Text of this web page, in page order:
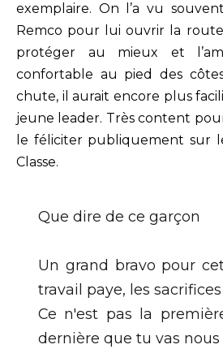
exemplaire. On l’a vu
Remco pour lui ouvrir la
protéger au mieux et
confortable au pied des côtes
chute, il aurait encore plus
jeune leader. Très content
le féliciter publiquement sur
Classe.
Que dire de ce garçon
Un grand bravo pour
travail paye, les sacrifices
Ce n'est pas la
dernière que tu vas nous